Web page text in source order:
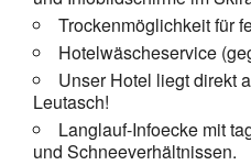
Trockenmöglichkeit für
Hotelwäscheservice
Unser Hotel liegt direkt
Leutasch!
Langlauf-Infoecke mit
und Schneeverhältnissen.